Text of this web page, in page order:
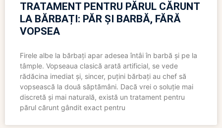
TRATAMENT PENTRU PĂRUL CĂRUNT
LA BĂRBAȚI: PĂR ȘI BARBĂ, FĂRĂ
VOPSEA
Firele albe la bărbați apar adesea întâi în barbă și pe la
tâmple. Vopseaua clasică arată artificial, se vede
rădăcina imediat și, sincer, puțini bărbați au chef să
vopsească la două săptămâni. Dacă vrei o soluție mai
discretă și mai naturală, există un tratament pentru
părul cărunt gândit exact pentru